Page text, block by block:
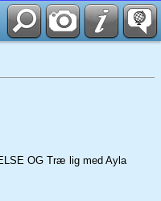
OG Træ lig med Ayla